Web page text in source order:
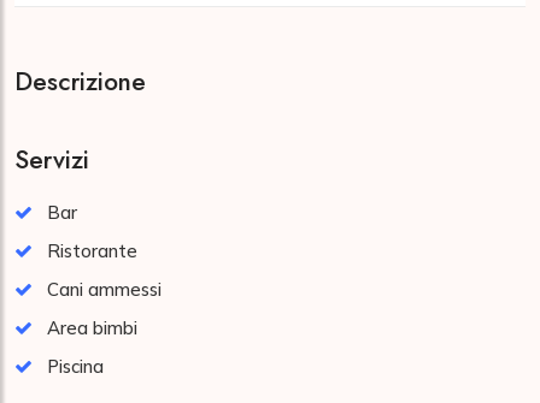
Descrizione
Servizi
Bar
Ristorante
Cani ammessi
Area bimbi
Piscina